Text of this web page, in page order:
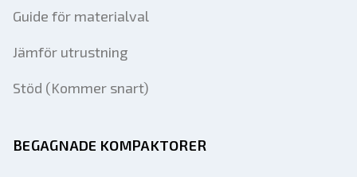
Guide för materialval
Jämför utrustning
Stöd (Kommer snart)
BEGAGNADE KOMPAKTORER